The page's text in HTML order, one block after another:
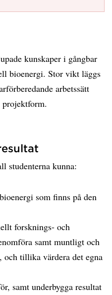
kunskaper i gångbar
bioenergi. Stor vikt läggs
arbetssätt
projektform.
studenterna kunna:
som finns på den
forsknings- och
samt muntligt och
tillika värdera det egna
samt underbygga resultat